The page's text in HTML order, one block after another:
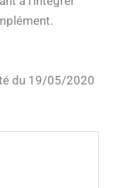
du 19/05/2020